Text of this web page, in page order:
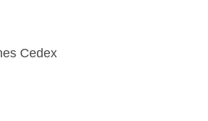
Cedex